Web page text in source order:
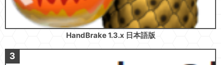
HandBrake 1.3.x 日本語版